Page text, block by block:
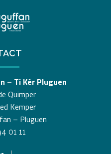
– Ti Kêr Pluguen
Quimper
Kemper
– Pluguen
01 11